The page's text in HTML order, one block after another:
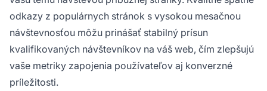
odkazy z populárnych stránok s vysokou mesačnou
návštevnosťou môžu prinášať stabilný prísun
kvalifikovaných návštevníkov na váš web, čím zlepšujú
vaše metriky zapojenia používateľov aj konverzné
príležitosti.